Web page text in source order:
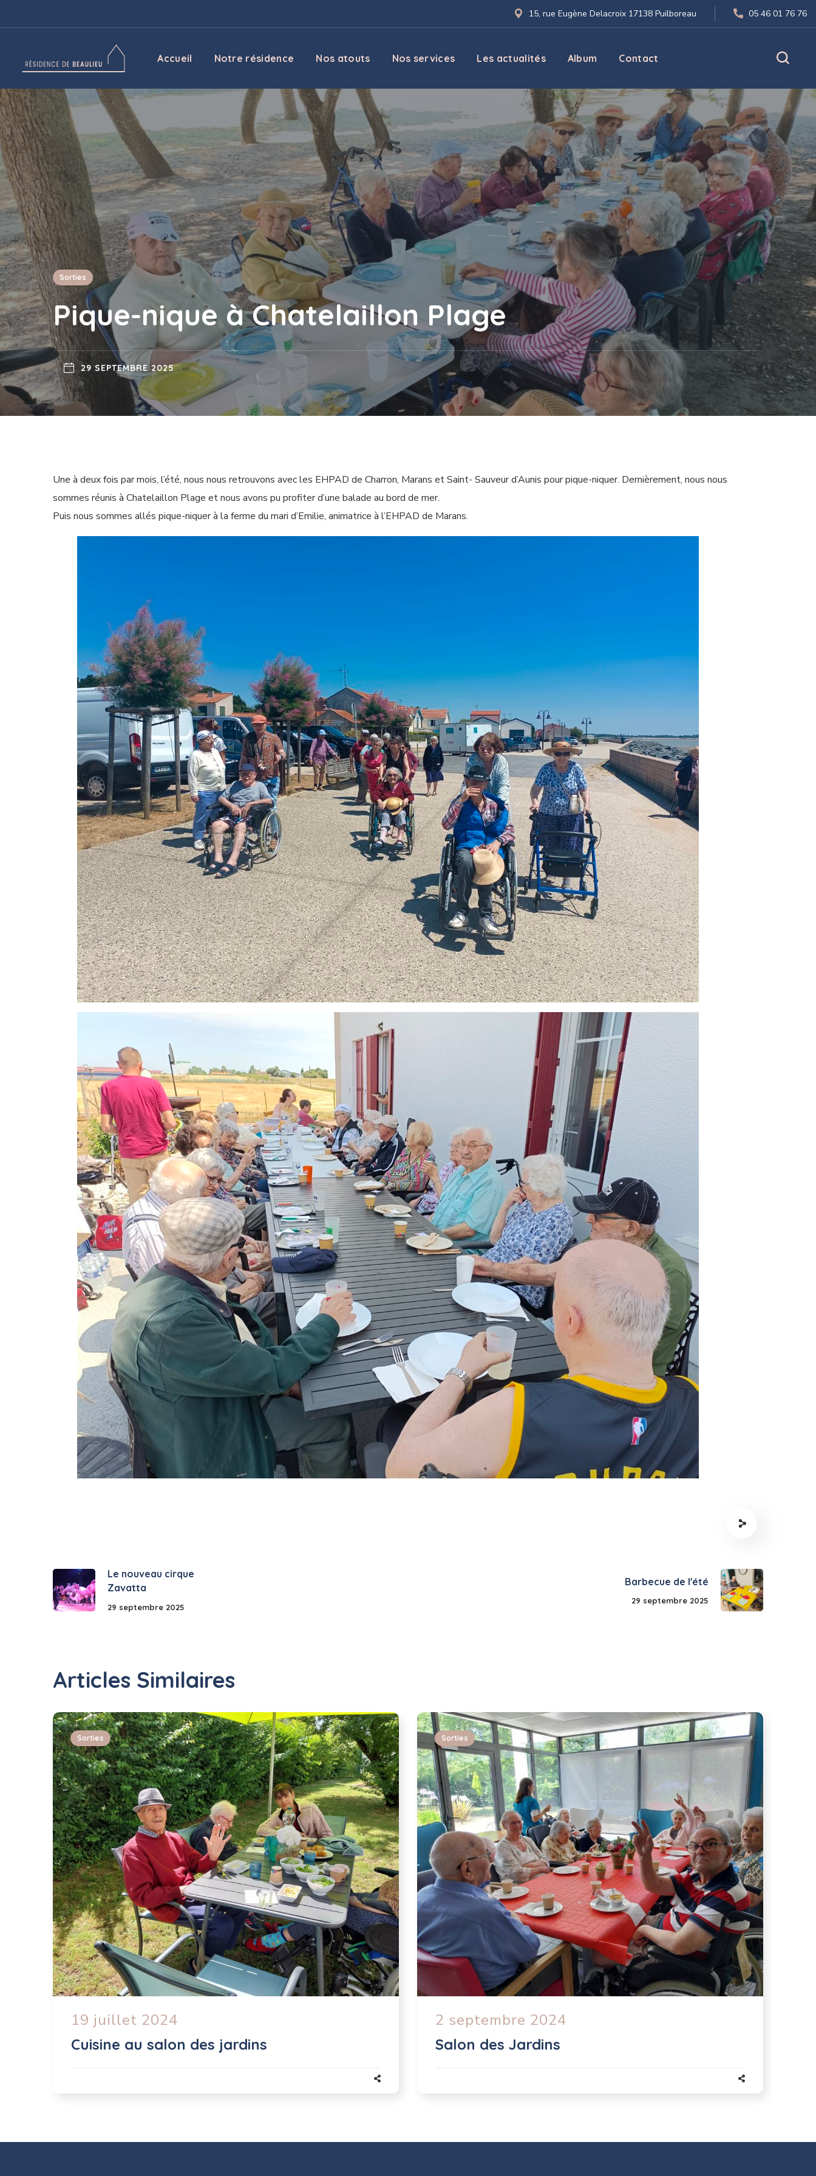
15, rue Eugène Delacroix 17138 Puilboreau 05 46 01 76 76
Accueil Notre résidence Nos atouts Nos services Les actualités Album Contact
Contact
Sorties
Pique-nique à Chatelaillon Plage
29 SEPTEMBRE 2025
Une à deux fois par mois, l’été, nous nous retrouvons avec les EHPAD de Charron, Marans et Saint- Sauveur d’Aunis pour pique-niquer. Dernièrement, nous nous
sommes réunis à Chatelaillon Plage et nous avons pu profiter d’une balade au bord de mer.
Puis nous sommes allés pique-niquer à la ferme du mari d’Emilie, animatrice à l’EHPAD de Marans.
Le nouveau cirque
Zavatta
29 septembre 2025
Barbecue de l'été
29 septembre 2025
Articles Similaires
Sorties
19 juillet 2024
Cuisine au salon des jardins
Sorties
2 septembre 2024
Salon des Jardins